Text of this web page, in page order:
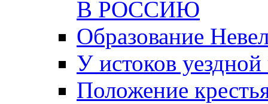
В РОССИЮ
Образование
У истоков
Положение